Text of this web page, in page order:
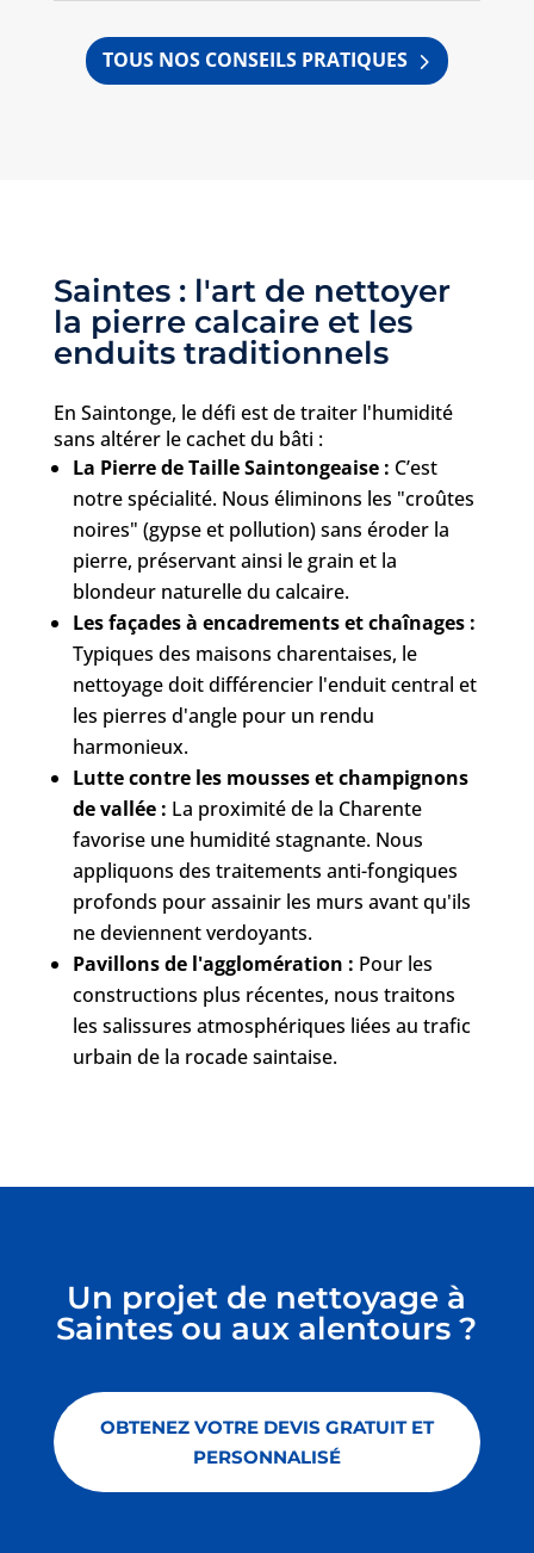
TOUS NOS CONSEILS PRATIQUES
Saintes : l'art de nettoyer
la pierre calcaire et les
enduits traditionnels
En Saintonge, le défi est de traiter l'humidité
sans altérer le cachet du bâti :
La Pierre de Taille Saintongeaise : C’est
notre spécialité. Nous éliminons les "croûtes
noires" (gypse et pollution) sans éroder la
pierre, préservant ainsi le grain et la
blondeur naturelle du calcaire.
Les façades à encadrements et chaînages :
Typiques des maisons charentaises, le
nettoyage doit différencier l'enduit central et
les pierres d'angle pour un rendu
harmonieux.
Lutte contre les mousses et champignons
de vallée : La proximité de la Charente
favorise une humidité stagnante. Nous
appliquons des traitements anti-fongiques
profonds pour assainir les murs avant qu'ils
ne deviennent verdoyants.
Pavillons de l'agglomération : Pour les
constructions plus récentes, nous traitons
les salissures atmosphériques liées au trafic
urbain de la rocade saintaise.
Un projet de nettoyage à
Saintes ou aux alentours ?
OBTENEZ VOTRE DEVIS GRATUIT ET
PERSONNALISÉ